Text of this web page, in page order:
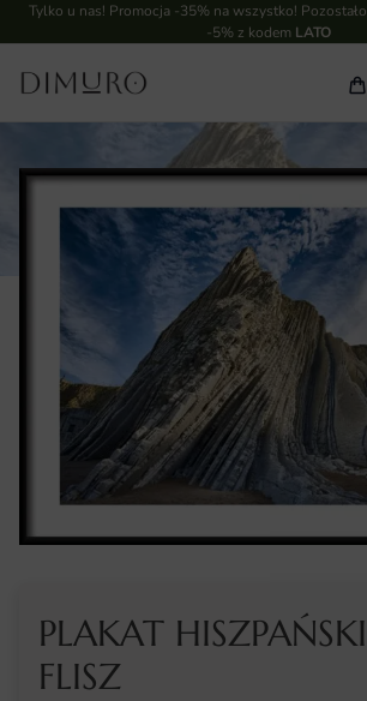
Tylko u nas! Promocja -35% na wszystko! Pozostało
-5% z kodem LATO
PLAKAT HISZPAŃSKI
FLISZ